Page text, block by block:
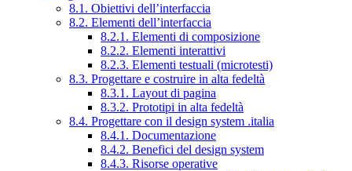
8.1. Obiettivi dell’interfaccia
8.2. Elementi dell’interfaccia
8.2.1. Elementi di composizione
8.2.2. Elementi interattivi
8.2.3. Elementi testuali (microtesti)
8.3. Progettare e costruire in alta fedeltà
8.3.1. Layout di pagina
8.3.2. Prototipi in alta fedeltà
8.4. Progettare con il design system .italia
8.4.1. Documentazione
8.4.2. Benefici del design system
8.4.3. Risorse operative